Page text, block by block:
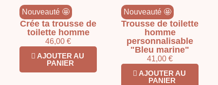
Nouveauté 🤩
Crée ta trousse de
toilette homme
46,00 €
AJOUTER AU
PANIER
Nouveauté 🤩
Trousse de toilette
homme
personnalisable
"Bleu marine"
41,00 €
AJOUTER AU
PANIER